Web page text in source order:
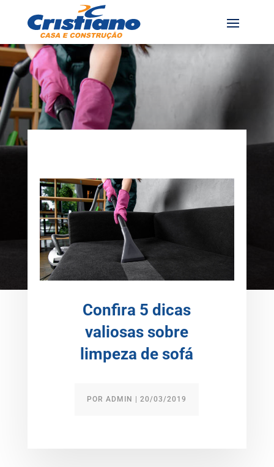
Confira 5 dicas
valiosas sobre
limpeza de sofá
PORADMIN |20/03/2019